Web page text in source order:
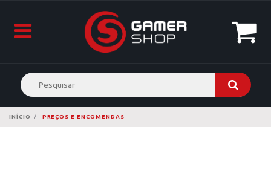
INÍCIO PREÇOS E ENCOMENDAS